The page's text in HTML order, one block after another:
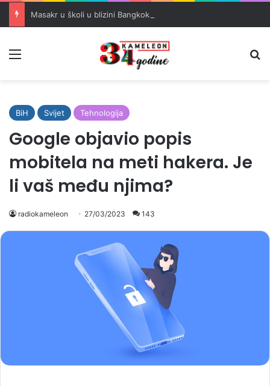
BiH Svijet Tehnologija
Google objavio popis
mobitela na meti hakera. Je
li vaš među njima?
radiokameleon 27/03/2023 143